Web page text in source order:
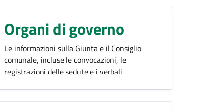
Organi di governo
Le informazioni sulla Giunta e il Consiglio
comunale, incluse le convocazioni, le
registrazioni delle sedute e i verbali.